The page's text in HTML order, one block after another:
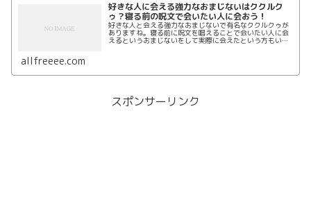
好きな人に会える強力なおまじないはククルク
ゥ？寝る前の呪文で会いたい人に会おう！
好きな人と会える強力なおまじないで有名なククルクゥが
ありますね。寝る前に呪文を唱えることで会いたい人に会
えるというおまじないをして実際に会えたという方もいる
allfreeee.com
スポンサーリンク